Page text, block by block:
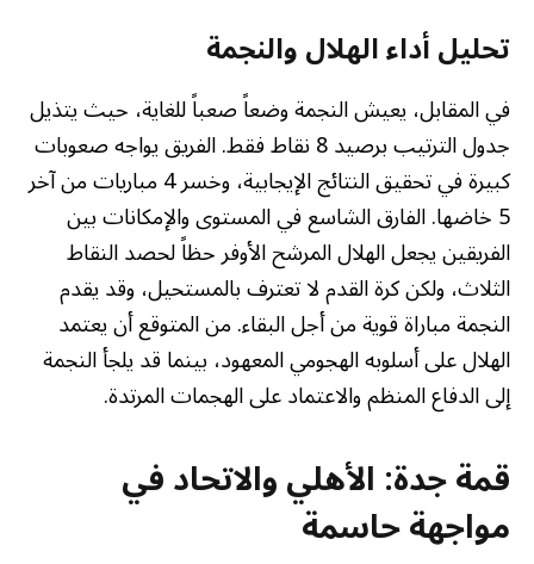
تحليل أداء الهلال والنجمة
في المقابل، يعيش النجمة وضعاً صعباً للغاية، حيث يتذيل
جدول الترتيب برصيد 8 نقاط فقط. الفريق يواجه صعوبات
كبيرة في تحقيق النتائج الإيجابية، وخسر 4 مباريات من آخر
5 خاضها. الفارق الشاسع في المستوى والإمكانات بين
الفريقين يجعل الهلال المرشح الأوفر حظاً لحصد النقاط
الثلاث، ولكن كرة القدم لا تعترف بالمستحيل، وقد يقدم
النجمة مباراة قوية من أجل البقاء. من المتوقع أن يعتمد
الهلال على أسلوبه الهجومي المعهود، بينما قد يلجأ النجمة
إلى الدفاع المنظم والاعتماد على الهجمات المرتدة.
قمة جدة: الأهلي والاتحاد في
مواجهة حاسمة